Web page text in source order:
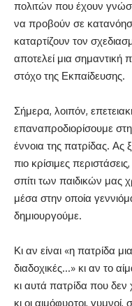
πολιτών που έχουν
να προβούν σε
καταρτίζουν τον
αποτελεί μια σημαντική
στόχο της Εκπαίδευσης.
Σήμερα, λοιπόν,
επαναπροδιορίσουμε
έννοια της πατρίδας. Ας
πιο κρίσιμες
σπίτι των παιδικών μας
μέσα στην οποία
δημιουργούμε.
Κι αν είναι «η πατρίδα
διαδοχικές…» κι αν το
κι αυτά πατρίδα που δεν
κι οι αιμόφυρτοι,